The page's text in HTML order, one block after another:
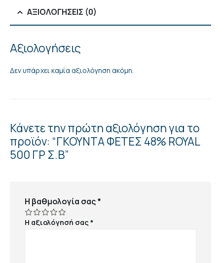
ΑΞΙΟΛΟΓΉΣΕΙΣ (0)
Αξιολογήσεις
Δεν υπάρχει καμία αξιολόγηση ακόμη.
Κάνετε την πρώτη αξιολόγηση για το
προϊόν: “ΓΚΟΥΝΤΑ ΦΕΤΕΣ 48% ROYAL
500 ΓΡ Σ.Β”
Η βαθμολογία σας*
Η αξιολόγησή σας*